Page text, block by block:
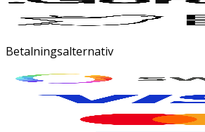
Betalningsalternativ